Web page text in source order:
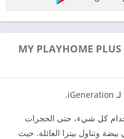
التفاصيل والمراجعة لـ تحميل لعبة MY PLAYHOME PLUS
كل شيء، حتى الحجرات
وتناول بيتزا العائلة. حيث